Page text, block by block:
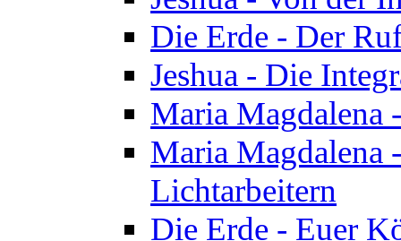
Die Erde - Der
Jeshua - Die
Maria Magdalena
Maria Magdalena
Lichtarbeitern
Die Erde - Euer